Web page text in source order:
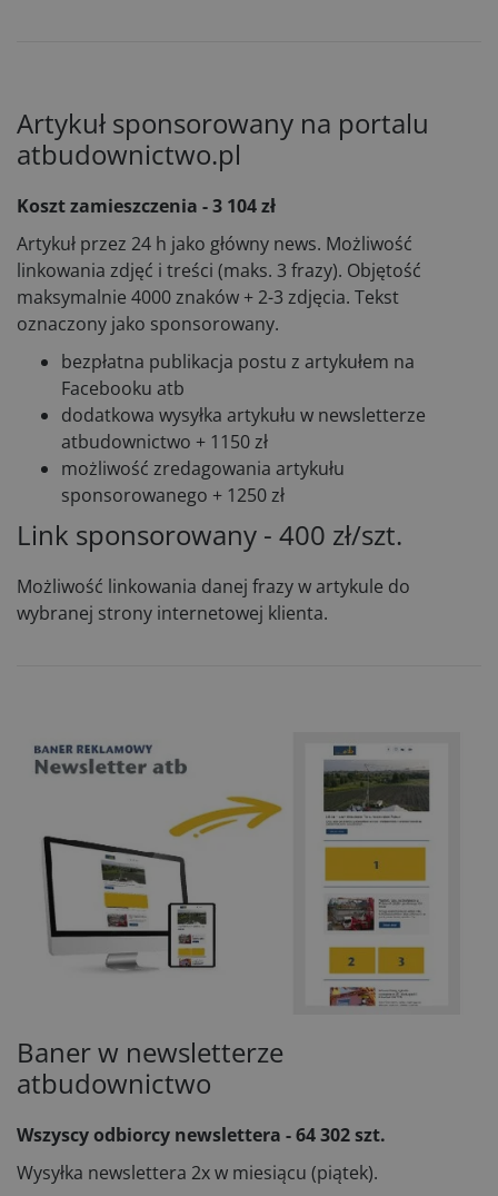
Artykuł sponsorowany na portalu
atbudownictwo.pl
Koszt zamieszczenia - 3 104 zł
Artykuł przez 24 h jako główny news. Możliwość
linkowania zdjęć i treści (maks. 3 frazy). Objętość
maksymalnie 4000 znaków + 2-3 zdjęcia. Tekst
oznaczony jako sponsorowany.
bezpłatna publikacja postu z artykułem na
Facebooku atb
dodatkowa wysyłka artykułu w newsletterze
atbudownictwo + 1150 zł
możliwość zredagowania artykułu
sponsorowanego + 1250 zł
Link sponsorowany - 400 zł/szt.
Możliwość linkowania danej frazy w artykule do
wybranej strony internetowej klienta.
Baner w newsletterze
atbudownictwo
Wszyscy odbiorcy newslettera - 64 302 szt.
Wysyłka newslettera 2x w miesiącu (piątek).